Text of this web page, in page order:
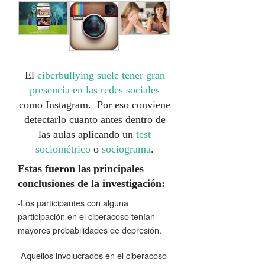
El ciberbullying suele tener gran
presencia en las redes sociales
como Instagram. Por eso conviene
detectarlo cuanto antes dentro de
las aulas aplicando un test
sociométrico o sociograma.
Estas fueron las principales
conclusiones de la investigación:
-Los participantes con alguna
participación en el ciberacoso tenían
mayores probabilidades de depresión.
-Aquellos involucrados en el ciberacoso